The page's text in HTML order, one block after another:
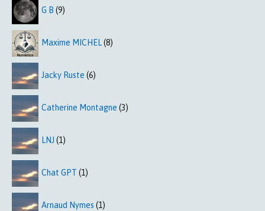
G B (9)
Maxime MICHEL(8)
Jacky Ruste (6)
Catherine Montagne (3)
LNJ (1)
Chat GPT (1)
Arnaud Nymes (1)